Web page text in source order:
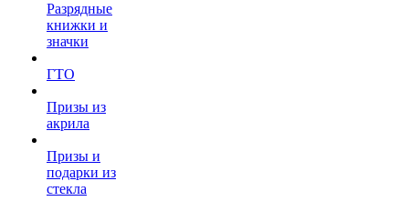
Разрядные
книжки и
значки
ГТО
Призы из
акрила
Призы и
подарки из
стекла